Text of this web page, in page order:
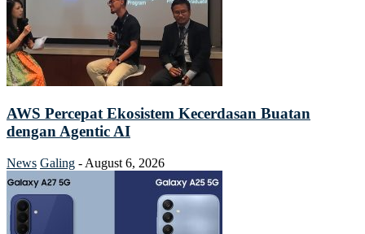
AWS Percepat Ekosistem Kecerdasan Buatan
dengan Agentic AI
News Galing - August 6, 2026